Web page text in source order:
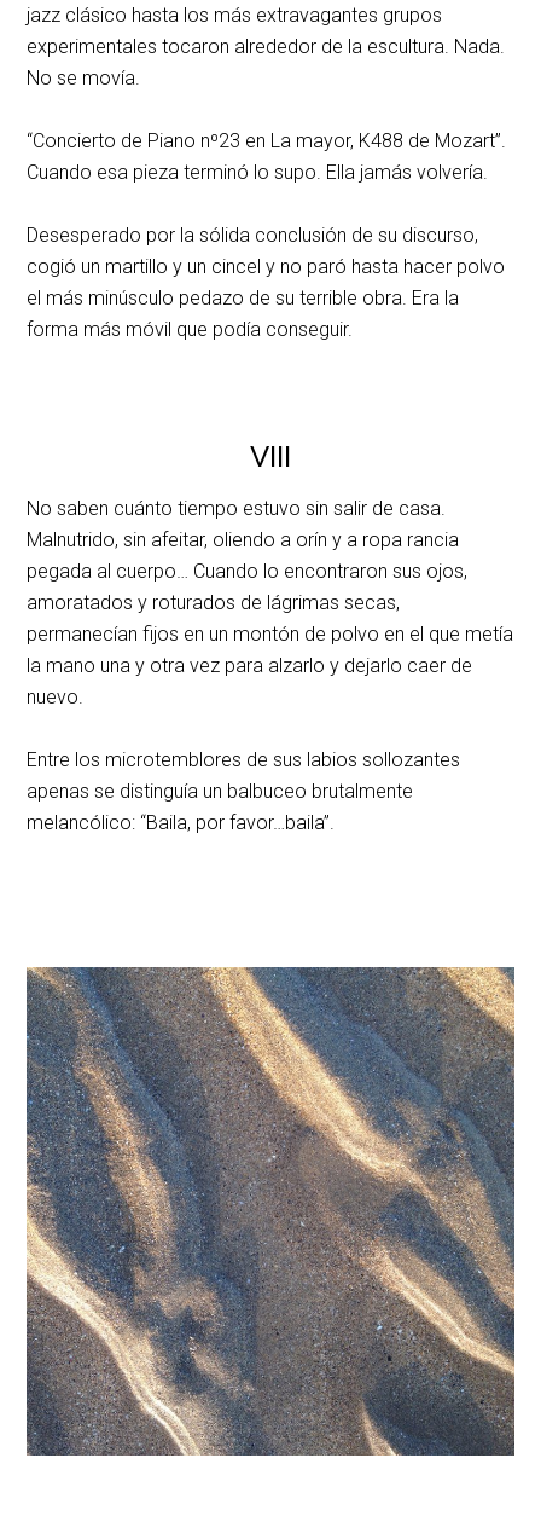
jazz clásico hasta los más extravagantes grupos
experimentales tocaron alrededor de la escultura. Nada.
No se movía.
“Concierto de Piano nº23 en La mayor, K488 de Mozart”.
Cuando esa pieza terminó lo supo. Ella jamás volvería.
Desesperado por la sólida conclusión de su discurso,
cogió un martillo y un cincel y no paró hasta hacer polvo
el más minúsculo pedazo de su terrible obra. Era la
forma más móvil que podía conseguir.
VIII
No saben cuánto tiempo estuvo sin salir de casa.
Malnutrido, sin afeitar, oliendo a orín y a ropa rancia
pegada al cuerpo… Cuando lo encontraron sus ojos,
amoratados y roturados de lágrimas secas,
permanecían fijos en un montón de polvo en el que metía
la mano una y otra vez para alzarlo y dejarlo caer de
nuevo.
Entre los microtemblores de sus labios sollozantes
apenas se distinguía un balbuceo brutalmente
melancólico: “Baila, por favor…baila”.